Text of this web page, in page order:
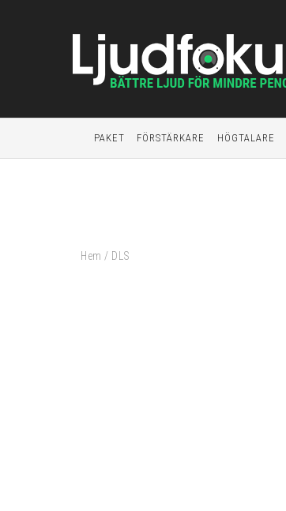
PAKET FÖRSTÄRKARE HÖGTALARE
Hem / DLS